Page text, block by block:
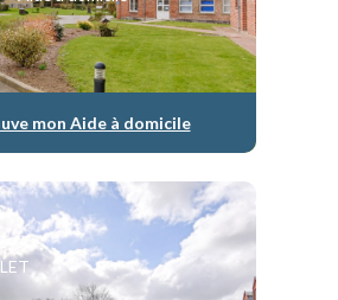
mon Aide à domicile